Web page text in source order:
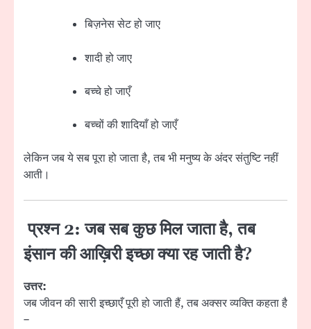
बिज़नेस सेट हो जाए
शादी हो जाए
बच्चे हो जाएँ
बच्चों की शादियाँ हो जाएँ
लेकिन जब ये सब पूरा हो जाता है, तब भी मनुष्य के अंदर संतुष्टि नहीं
आती।
प्रश्न 2: जब सब कुछ मिल जाता है, तब
इंसान की आख़िरी इच्छा क्या रह जाती है?
उत्तर:
जब जीवन की सारी इच्छाएँ पूरी हो जाती हैं, तब अक्सर व्यक्ति कहता है
–